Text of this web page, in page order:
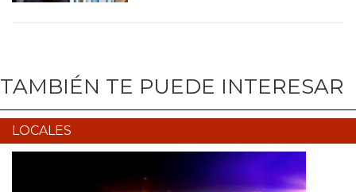
TAMBIÉN TE PUEDE INTERESAR
LOCALES